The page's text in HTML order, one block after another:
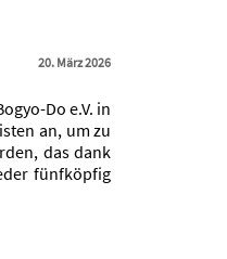
20. März 2026
Do e.V. in
an, um zu
das dank
fünfköpfig